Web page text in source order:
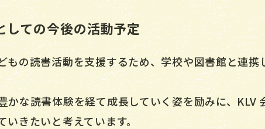
しての今後の活動予定
もの読書活動を支援するため、学校や図書館と連
かな読書体験を経て成長していく姿を励みに、KLV
いきたいと考えています。